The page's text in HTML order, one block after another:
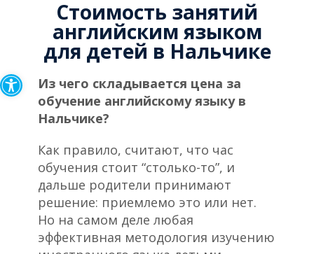
Открыть панель
Стоимость занятий
английским языком
для детей в Нальчике
Из чего складывается цена за
обучение английскому языку в
Нальчике?
Как правило, считают, что час
обучения стоит “столько-то”, и
дальше родители принимают
решение: приемлемо это или нет.
Но на самом деле любая
эффективная методология изучению